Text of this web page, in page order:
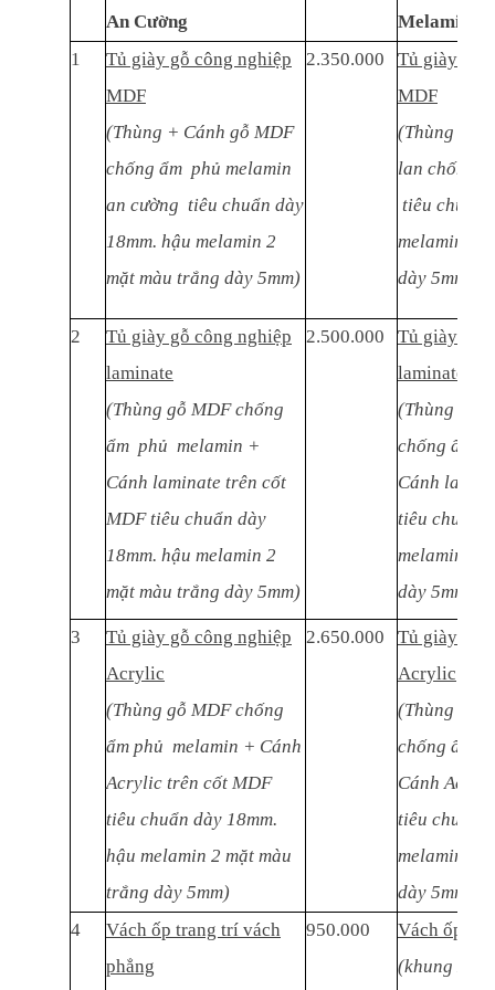
An Cường
Melamine
1
Tủ giày gỗ công nghiệp
MDF
(Thùng + Cánh gỗ MDF
chống ẩm phủ melamin
an cường tiêu chuẩn dày
18mm. hậu melamin 2
mặt màu trắng dày 5mm)
2.350.000
Tủ giày gỗ
MDF
(Thùng +
lan chống
tiêu chuẩn
melamin 2
dày 5mm)
2
Tủ giày gỗ công nghiệp
laminate
(Thùng gỗ MDF chống
ẩm phủ melamin +
Cánh laminate trên cốt
MDF tiêu chuẩn dày
18mm. hậu melamin 2
mặt màu trắng dày 5mm)
2.500.000
Tủ giày gỗ
laminate
(Thùng gỗ
chống ẩm
Cánh
tiêu chuẩn
melamin 2
dày 5mm)
3
Tủ giày gỗ công nghiệp
Acrylic
(Thùng gỗ MDF chống
ẩm phủ melamin + Cánh
Acrylic trên cốt MDF
tiêu chuẩn dày 18mm.
hậu melamin 2 mặt màu
trắng dày 5mm)
2.650.000
Tủ giày gỗ
Acrylic
(Thùng gỗ
chống ẩm
Cánh
tiêu chuẩn
melamin 2
dày 5mm)
4
Vách ốp trang trí vách
phẳng
950.000
Vách ốp
(khung